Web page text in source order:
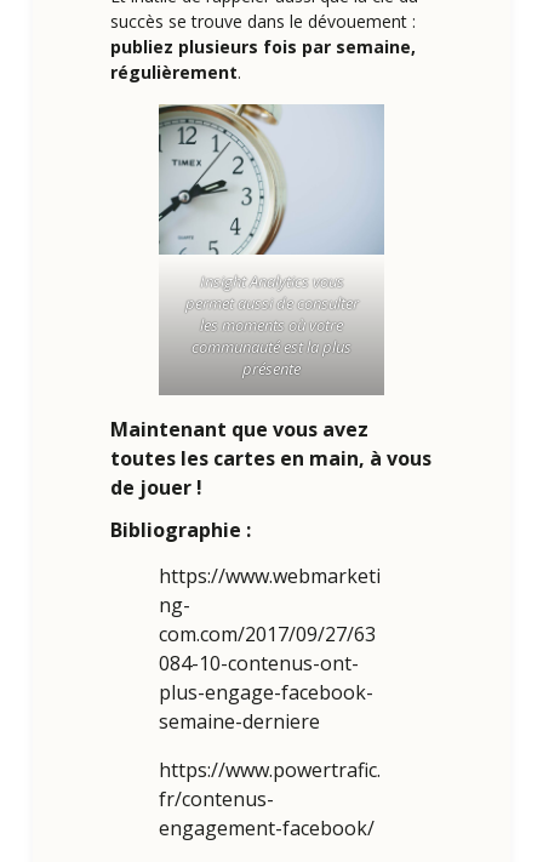
succès se trouve dans le dévouement :
publiez plusieurs fois par semaine,
régulièrement.
Insight Analytics vous
permet aussi de consulter
les moments où votre
communauté est la plus
présente
Maintenant que vous avez
toutes les cartes en main, à vous
de jouer !
Bibliographie :
https://www.webmarketi
ng-
com.com/2017/09/27/63
084-10-contenus-ont-
plus-engage-facebook-
semaine-derniere
https://www.powertrafic.
fr/contenus-
engagement-facebook/